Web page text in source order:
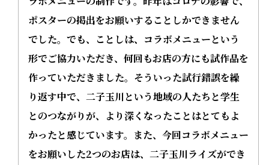
ポスターの掲出をお願いすることしかできません
でした。でも、ことしは、コラボメニューという
形でご協力いただき、何回もお店の方にも試作品を
作っていただきました。そういった試行錯誤を繰
り返す中で、二子玉川という地域の人たちと学生
とのつながりが、より深くなったことはとてもよ
かったと感じています。また、今回コラボメニュー
をお願いした2つのお店は、二子玉川ライズができ